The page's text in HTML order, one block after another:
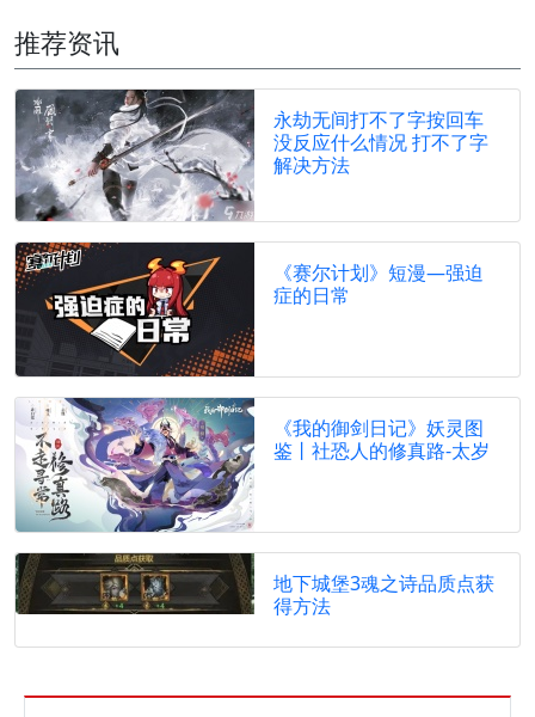
推荐资讯
永劫无间打不了字按回车
没反应什么情况 打不了字
解决方法
《赛尔计划》短漫—强迫
症的日常
《我的御剑日记》妖灵图
鉴丨社恐人的修真路-太岁
地下城堡3魂之诗品质点获
得方法